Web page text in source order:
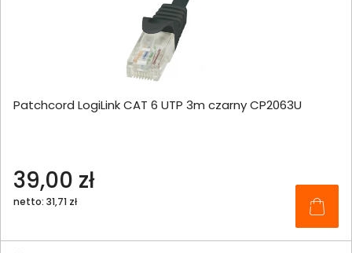
Patchcord LogiLink CAT 6 UTP 3m czarny CP2063U
39,00 zł
netto: 31,71 zł